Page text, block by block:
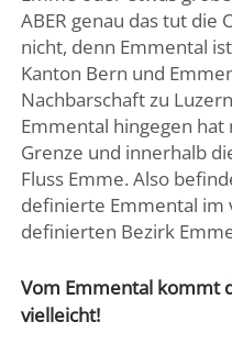
ABER genau das tut die
nicht, denn Emmental
Kanton Bern und
Nachbarschaft zu
Emmental hingegen
Grenze und innerhalb
Fluss Emme. Also
definierte Emmental im
definierten Bezirk
Vom Emmental kommt
vielleicht!